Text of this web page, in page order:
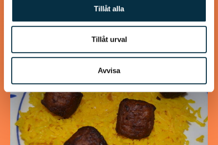
Tillåt alla
Tillåt urval
Avvisa
@koppargrytan